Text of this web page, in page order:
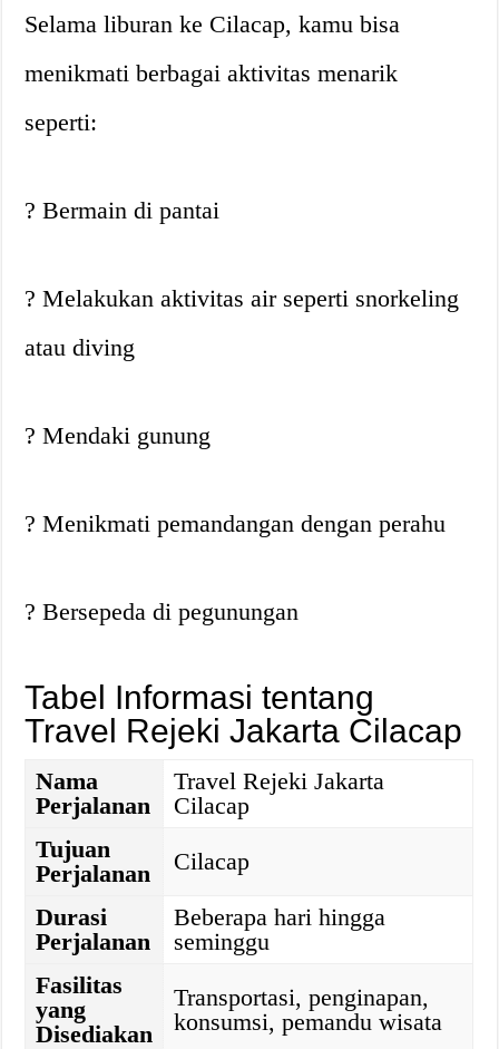
Selama liburan ke Cilacap, kamu bisa
menikmati berbagai aktivitas menarik
seperti:
? Bermain di pantai
?️ Melakukan aktivitas air seperti snorkeling
atau diving
? Mendaki gunung
? Menikmati pemandangan dengan perahu
? Bersepeda di pegunungan
Tabel Informasi tentang
Travel Rejeki Jakarta Cilacap
Nama
Perjalanan
Travel Rejeki Jakarta
Cilacap
Tujuan
Perjalanan
Cilacap
Durasi
Perjalanan
Beberapa hari hingga
seminggu
Fasilitas
yang
Disediakan
Transportasi, penginapan,
konsumsi, pemandu wisata